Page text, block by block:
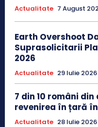
Actualitate 7 August
Earth Overshoot
Suprasolicitarii
2026
Actualitate 29 Iulie 2026
7 din 10 români
revenirea în țară
Actualitate 28 Iulie 2026